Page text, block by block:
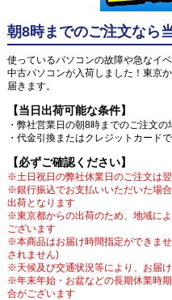
朝8時までのご注文なら
使っているパソコンの故障や急なイ
中古パソコンが入荷しました！東京
届きます。
【当日出荷可能な条件】
・弊社営業日の朝8時までのご注文の
・代金引換またはクレジットカード
【必ずご確認ください】
※土日祝日の弊社休業日のご注文は
※銀行振込でお支払いいただいた場
出荷となります
※東京都からの出荷のため、地域に
ございます
※本商品はお届け時間指定ができま
されません)
※天候及び交通状況等により、お届
※年末年始・お盆などの長期休業時
合がございます